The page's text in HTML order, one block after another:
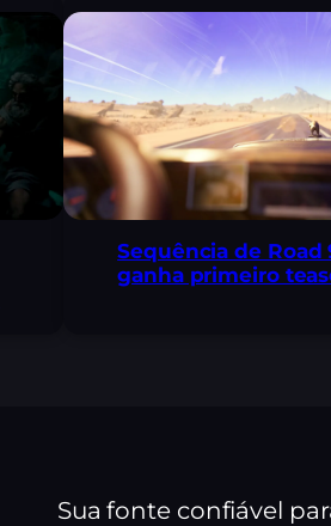
Sequência de Road
ganha primeiro
Sua fonte confiável